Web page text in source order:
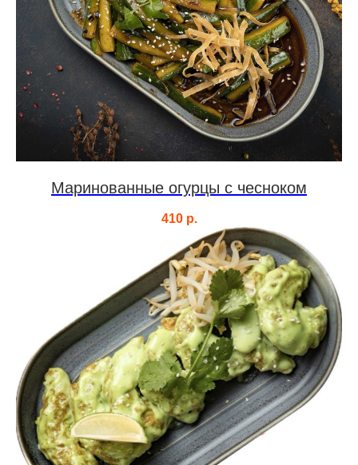
Маринованные огурцы с чесноком
410 р.